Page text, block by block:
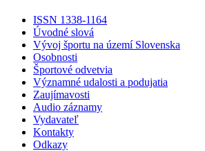
ISSN 1338-1164
Úvodné slová
Vývoj športu na území Slovenska
Osobnosti
Športové odvetvia
Významné udalosti a podujatia
Zaujímavosti
Audio záznamy
Vydavateľ
Kontakty
Odkazy